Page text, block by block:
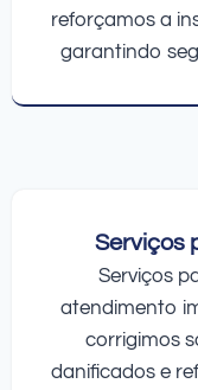
reforçamos a
garantindo
Serviços
Serviços
atendimento
corrigimos
danificados e